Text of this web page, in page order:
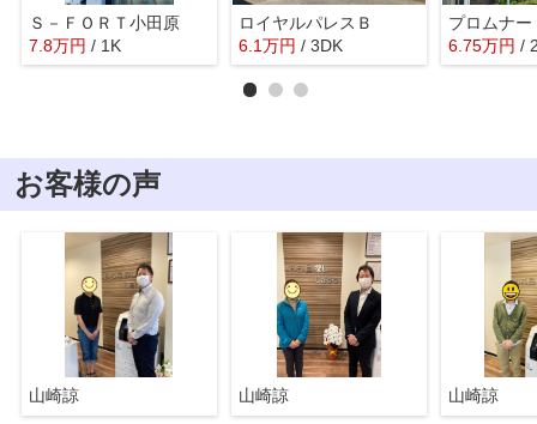
Ｓ－ＦＯＲＴ小田原
7.8万円 / 1K
ロイヤルパレスＢ
6.1万円 / 3DK
プロムナ
6.75万円 /
お客様の声
山崎諒 山崎諒 山崎諒